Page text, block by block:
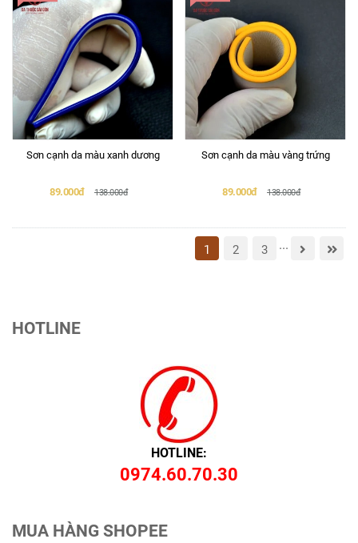
Sơn cạnh da màu xanh dương
89.000đ 138.000đ
Sơn cạnh da màu vàng trứng
89.000đ 138.000đ
1 2 3 ...
HOTLINE
HOTLINE:
0974.60.70.30
MUA HÀNG SHOPEE